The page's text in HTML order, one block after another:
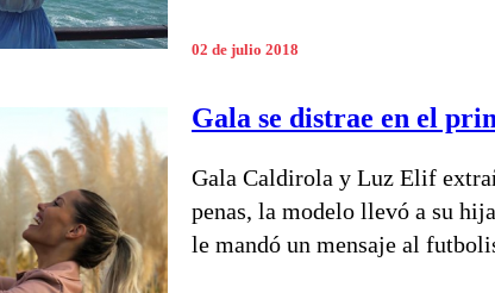
02 de julio 2018
Gala se distrae en el
Gala Caldirola y Luz Elif
penas, la modelo llevó a su
le mandó un mensaje al